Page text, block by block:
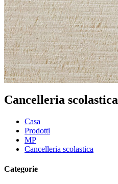
Cancelleria scolastica
Casa
Prodotti
MP
Cancelleria scolastica
Categorie